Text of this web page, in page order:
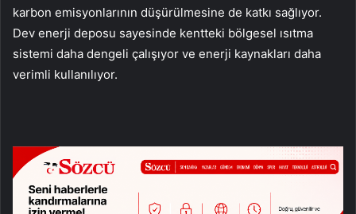
karbon emisyonlarının düşürülmesine de katkı sağlıyor.
Dev enerji deposu sayesinde kentteki bölgesel ısıtma
sistemi daha dengeli çalışıyor ve enerji kaynakları daha
verimli kullanılıyor.